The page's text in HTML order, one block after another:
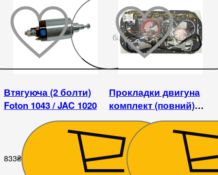
До
бажаного
Втягуюча (2 болти)
Foton 1043 / JAC 1020
833₴
Прокладки двигуна
комплект (повний)
Foton 1043 (3,7)
855₴